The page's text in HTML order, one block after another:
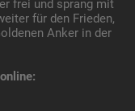
frei und sprang mit
für den Frieden,
Anker in der